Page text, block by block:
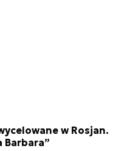
w Rosjan.
Barbara”